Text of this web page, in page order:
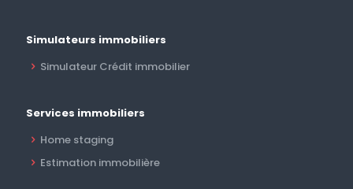
Simulateurs immobiliers
Simulateur Crédit immobilier
Services immobiliers
Home staging
Estimation immobilière